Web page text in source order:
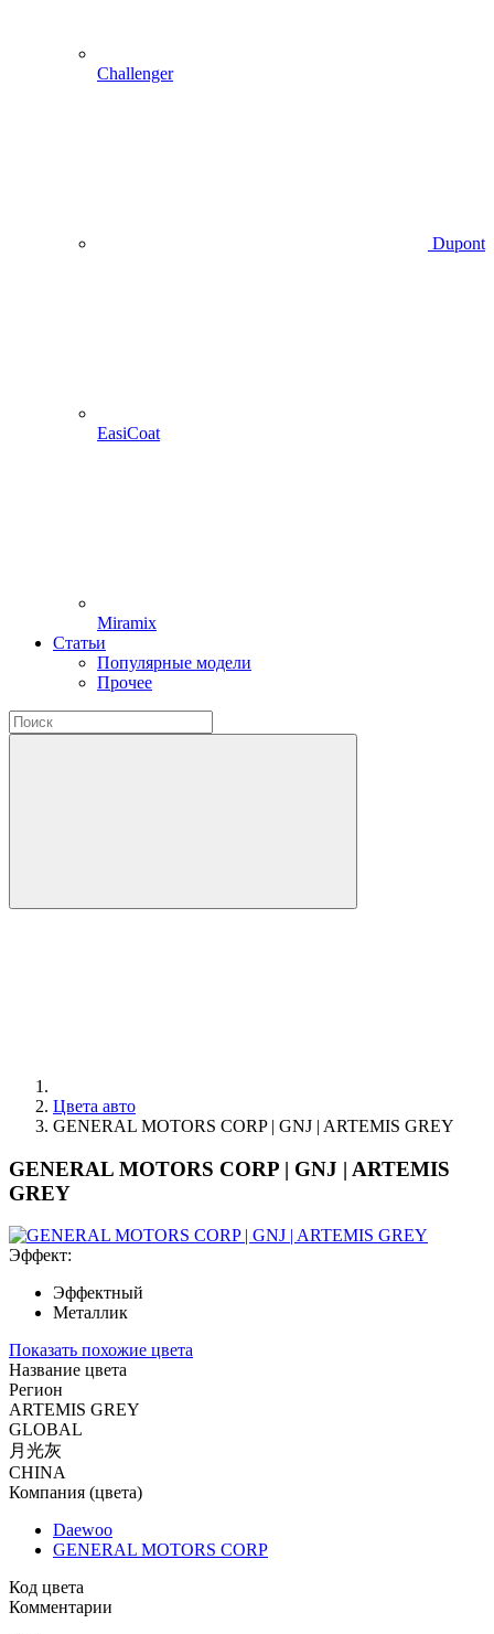
Challenger
Dupont
EasiCoat
Miramix
Статьи
Популярные модели
Прочее
Цвета авто
GENERAL MOTORS CORP | GNJ | ARTEMIS GREY
GENERAL MOTORS CORP | GNJ | ARTEMIS
GREY
Эффект:
Эффектный
Металлик
Показать похожие цвета
Название цвета
Регион
ARTEMIS GREY
GLOBAL
月光灰
CHINA
Компания (цвета)
Daewoo
GENERAL MOTORS CORP
Код цвета
Комментарии